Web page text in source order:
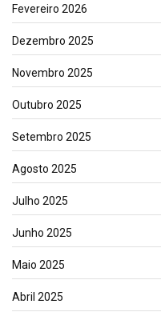
Fevereiro 2026
Dezembro 2025
Novembro 2025
Outubro 2025
Setembro 2025
Agosto 2025
Julho 2025
Junho 2025
Maio 2025
Abril 2025